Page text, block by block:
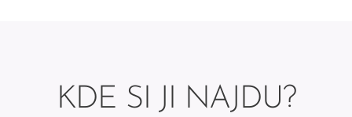
KDE SI JI NAJDU?